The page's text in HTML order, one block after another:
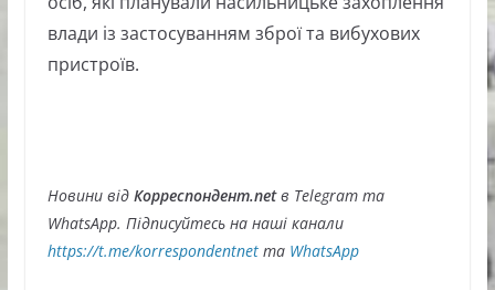
влади із застосуванням зброї та вибухових
пристроїв.
Новини відКорреспондент.netв Telegram та
WhatsApp. Підписуйтесь на наші канали
https://t.me/korrespondentnetта WhatsApp